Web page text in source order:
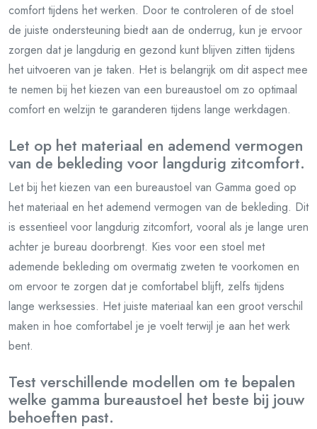
comfort tijdens het werken. Door te controleren of de stoel
de juiste ondersteuning biedt aan de onderrug, kun je ervoor
zorgen dat je langdurig en gezond kunt blijven zitten tijdens
het uitvoeren van je taken. Het is belangrijk om dit aspect mee
te nemen bij het kiezen van een bureaustoel om zo optimaal
comfort en welzijn te garanderen tijdens lange werkdagen.
Let op het materiaal en ademend vermogen
van de bekleding voor langdurig zitcomfort.
Let bij het kiezen van een bureaustoel van Gamma goed op
het materiaal en het ademend vermogen van de bekleding. Dit
is essentieel voor langdurig zitcomfort, vooral als je lange uren
achter je bureau doorbrengt. Kies voor een stoel met
ademende bekleding om overmatig zweten te voorkomen en
om ervoor te zorgen dat je comfortabel blijft, zelfs tijdens
lange werksessies. Het juiste materiaal kan een groot verschil
maken in hoe comfortabel je je voelt terwijl je aan het werk
bent.
Test verschillende modellen om te bepalen
welke gamma bureaustoel het beste bij jouw
behoeften past.